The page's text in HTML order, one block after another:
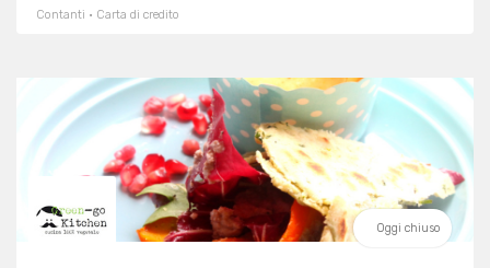
Contanti · Carta di credito
Oggi chiuso